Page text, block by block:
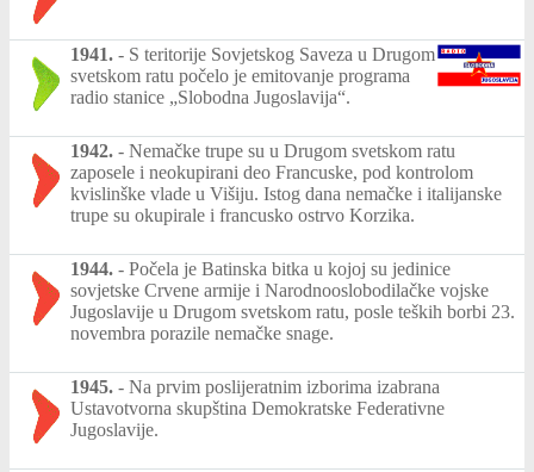
1941. - S teritorije Sovjetskog Saveza u Drugom
svetskom ratu počelo je emitovanje programa
radio stanice „Slobodna Jugoslavija“.
1942. - Nemačke trupe su u Drugom svetskom ratu
zaposele i neokupirani deo Francuske, pod kontrolom
kvislinške vlade u Višiju. Istog dana nemačke i italijanske
trupe su okupirale i francusko ostrvo Korzika.
1944. - Počela je Batinska bitka u kojoj su jedinice
sovjetske Crvene armije i Narodnooslobodilačke vojske
Jugoslavije u Drugom svetskom ratu, posle teških borbi 23.
novembra porazile nemačke snage.
1945. - Na prvim poslijeratnim izborima izabrana
Ustavotvorna skupština Demokratske Federativne
Jugoslavije.